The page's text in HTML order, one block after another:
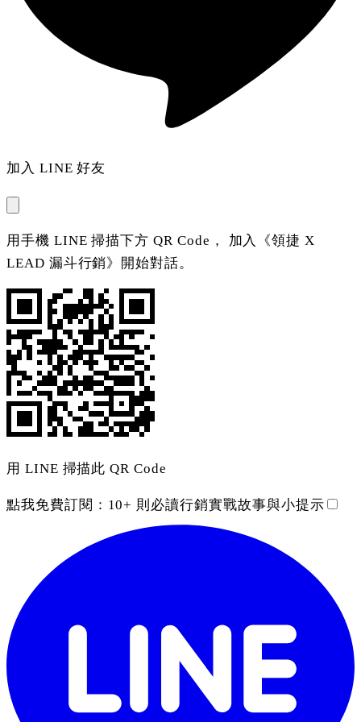
加入 LINE 好友
用手機 LINE 掃描下方 QR Code， 加入《領捷 X
LEAD 漏斗行銷》開始對話。
用 LINE 掃描此 QR Code
點我免費訂閱： 10+ 則必讀行銷實戰故事與小提示